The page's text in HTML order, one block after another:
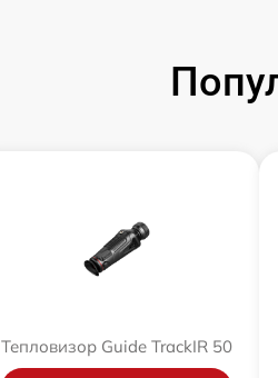
Тепловизор Guide TrackIR 50